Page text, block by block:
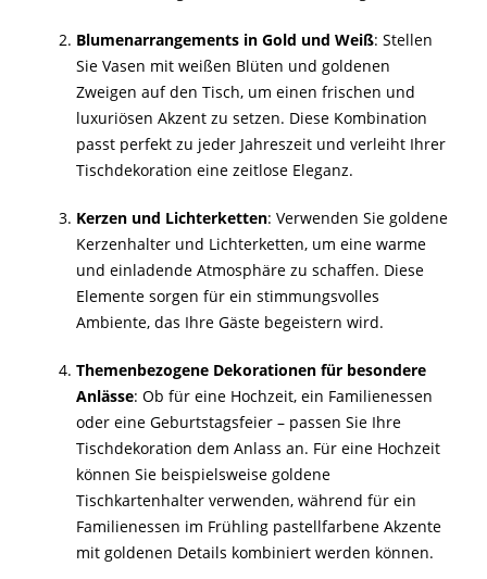
Blumenarrangements in Gold und Weiß: Stellen
Sie Vasen mit weißen Blüten und goldenen
Zweigen auf den Tisch, um einen frischen und
luxuriösen Akzent zu setzen. Diese Kombination
passt perfekt zu jeder Jahreszeit und verleiht Ihrer
Tischdekoration eine zeitlose Eleganz.
Kerzen und Lichterketten: Verwenden Sie goldene
Kerzenhalter und Lichterketten, um eine warme
und einladende Atmosphäre zu schaffen. Diese
Elemente sorgen für ein stimmungsvolles
Ambiente, das Ihre Gäste begeistern wird.
Themenbezogene Dekorationen für besondere
Anlässe: Ob für eine Hochzeit, ein Familienessen
oder eine Geburtstagsfeier – passen Sie Ihre
Tischdekoration dem Anlass an. Für eine Hochzeit
können Sie beispielsweise goldene
Tischkartenhalter verwenden, während für ein
Familienessen im Frühling pastellfarbene Akzente
mit goldenen Details kombiniert werden können.